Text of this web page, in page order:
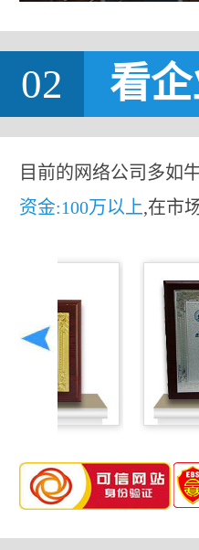
02 看
目前的网络公司多如
资金:100万以上,在市